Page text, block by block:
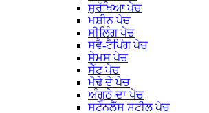
ਸੁਰੱਖਿਆ ਪੇਚ
ਮਸ਼ੀਨ ਪੇਚ
ਸੀਲਿੰਗ ਪੇਚ
ਸਵੈ-ਟੈਪਿੰਗ ਪੇਚ
ਸੇਮਸ ਪੇਚ
ਸੈੱਟ ਪੇਚ
ਮੋਢੇ ਦੇ ਪੇਚ
ਅੰਗੂਠੇ ਦਾ ਪੇਚ
ਸਟੇਨਲੈੱਸ ਸਟੀਲ ਪੇਚ